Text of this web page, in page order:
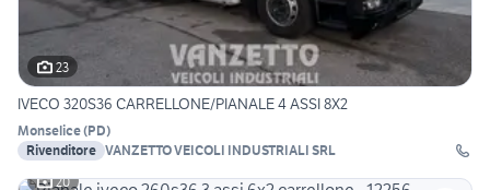
23
IVECO 320S36 CARRELLONE/PIANALE 4 ASSI 8X2
Monselice(PD)
Rivenditore VANZETTO VEICOLI INDUSTRIALI SRL
20